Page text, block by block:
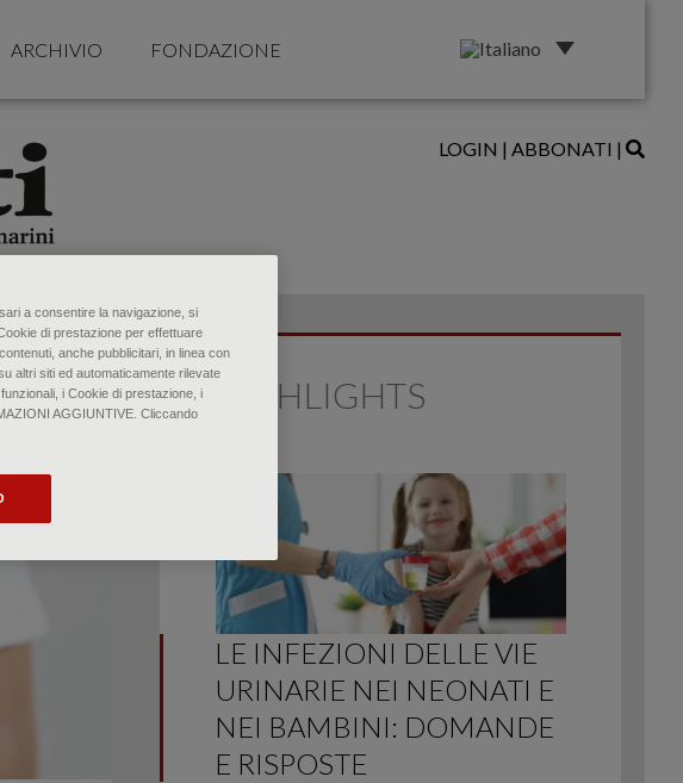
ARCHIVIO FONDAZIONE
LOGIN | ABBONATI |
HIGHLIGHTS
LE INFEZIONI DELLE VIE
URINARIE NEI NEONATI E
NEI BAMBINI: DOMANDE
E RISPOSTE
a consentire la navigazione, si
di prestazione per effettuare
anche pubblicitari, in linea con
altri siti ed automaticamente rilevate
i Cookie di prestazione, i
AGGIUNTIVE. Cliccando